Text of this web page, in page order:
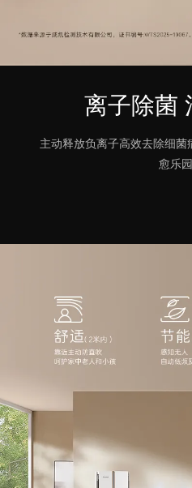
离子除菌
主动释放负离子高效去除细
愈乐园